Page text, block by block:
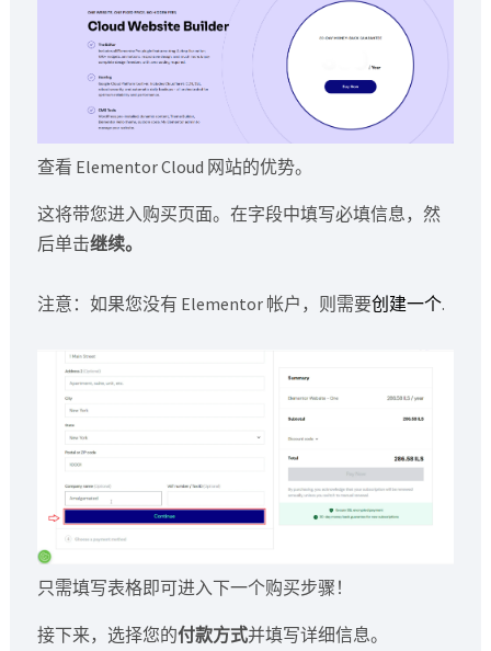
查看 Elementor Cloud 网站的优势。
这将带您进入购买页面。在字段中填写必填信息，然
后单击继续。
注意：如果您没有 Elementor 帐户，则需要创建一个.
只需填写表格即可进入下一个购买步骤！
接下来，选择您的付款方式并填写详细信息。